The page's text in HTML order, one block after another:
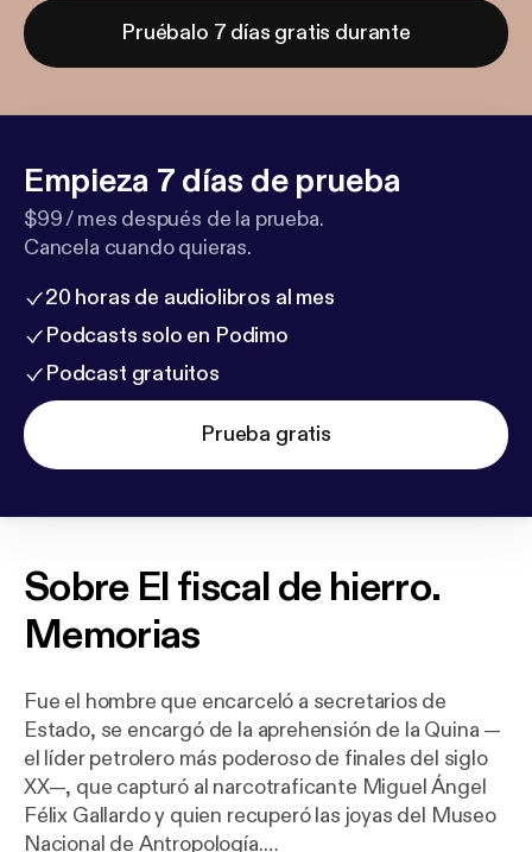
Pruébalo 7 días gratis durante
Empieza 7 días de prueba
$99 / mes después de la prueba.
Cancela cuando quieras.
20 horas de audiolibros al mes
Podcasts solo en Podimo
Podcast gratuitos
Prueba gratis
Sobre El fiscal de hierro.
Memorias
Fue el hombre que encarceló a secretarios de
Estado, se encargó de la aprehensión de la Quina —
el líder petrolero más poderoso de finales del siglo
XX—, que capturó al narcotraficante Miguel Ángel
Félix Gallardo y quien recuperó las joyas del Museo
Nacional de Antropología.